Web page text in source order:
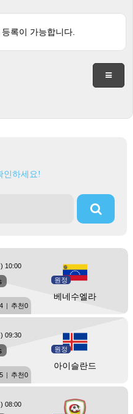
록이 가능합니다.
인하세요!
원정
베네수엘라
10:00
추천0
원정
아이슬란드
09:30
추천0
08:00